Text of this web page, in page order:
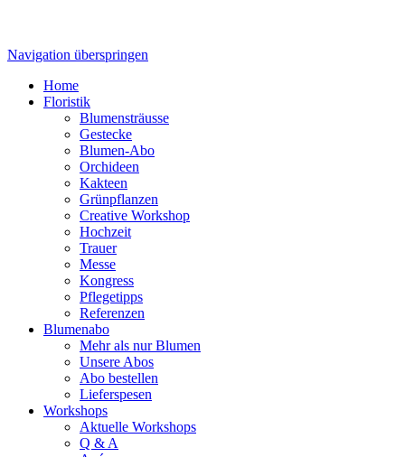
Navigation überspringen
Home
Floristik
Blumensträusse
Gestecke
Blumen-Abo
Orchideen
Kakteen
Grünpflanzen
Creative Workshop
Hochzeit
Trauer
Messe
Kongress
Pflegetipps
Referenzen
Blumenabo
Mehr als nur Blumen
Unsere Abos
Abo bestellen
Lieferspesen
Workshops
Aktuelle Workshops
Q & A